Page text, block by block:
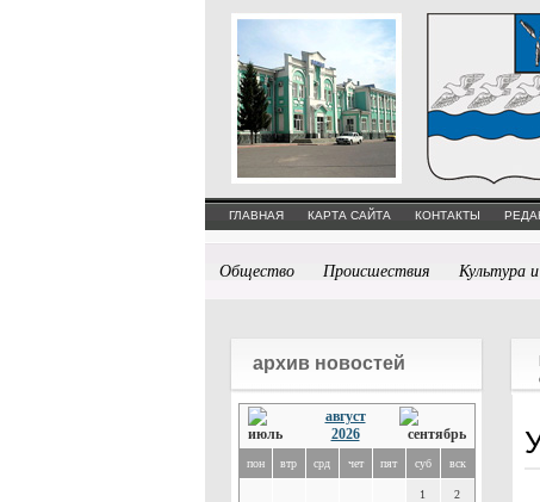
ГЛАВНАЯ КАРТА САЙТА КОНТАКТЫ
Общество Происшествия Культура
архив новостей
август
2026
пон втр срд чет пят суб вск
1 2